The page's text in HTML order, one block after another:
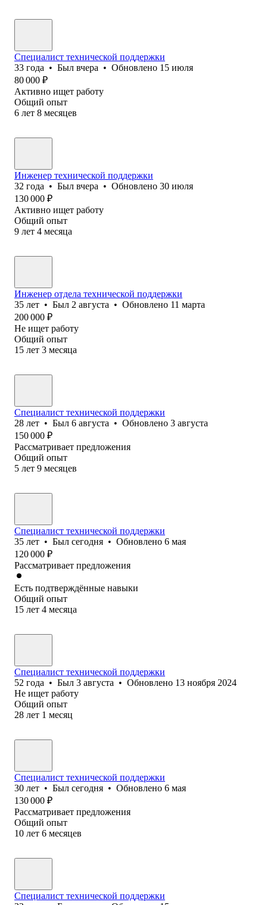
Специалист технической поддержки
33 года • Был вчера • Обновлено 15 июля
80 000 ₽
Активно ищет работу
Общий опыт
6 лет 8 месяцев
Инженер технической поддержки
32 года • Был вчера • Обновлено 30 июля
130 000 ₽
Активно ищет работу
Общий опыт
9 лет 4 месяца
Инженер отдела технической поддержки
35 лет • Был 2 августа • Обновлено 11 марта
200 000 ₽
Не ищет работу
Общий опыт
15 лет 3 месяца
Специалист технической поддержки
28 лет • Был 6 августа • Обновлено 3 августа
150 000 ₽
Рассматривает предложения
Общий опыт
5 лет 9 месяцев
Специалист технической поддержки
35 лет • Был сегодня • Обновлено 6 мая
120 000 ₽
Рассматривает предложения
Есть подтверждённые навыки
Общий опыт
15 лет 4 месяца
Специалист технической поддержки
52 года • Был 3 августа • Обновлено 13 ноября 2024
Не ищет работу
Общий опыт
28 лет 1 месяц
Специалист технической поддержки
30 лет • Был сегодня • Обновлено 6 мая
130 000 ₽
Рассматривает предложения
Общий опыт
10 лет 6 месяцев
Специалист технической поддержки